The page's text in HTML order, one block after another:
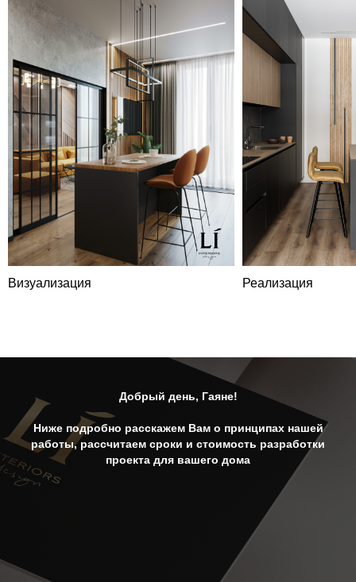
LIDESIGN
Добрый день, Гаяне!
Ниже подробно расскажем Вам о принципах нашей
работы, рассчитаем сроки и стоимость разработки
проекта для вашего дома
Визуализация Реализация